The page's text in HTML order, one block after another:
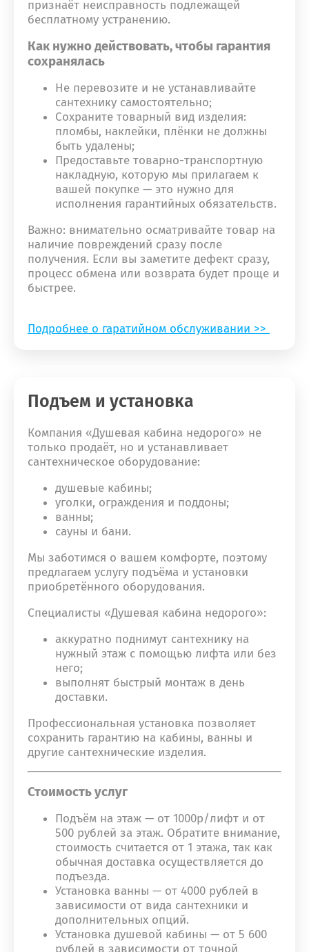
признаёт неисправность подлежащей
бесплатному устранению.
Как нужно действовать, чтобы гарантия
сохранялась
Не перевозите и не устанавливайте
сантехнику самостоятельно;
Сохраните товарный вид изделия:
пломбы, наклейки, плёнки не должны
быть удалены;
Предоставьте товарно-транспортную
накладную, которую мы прилагаем к
вашей покупке — это нужно для
исполнения гарантийных обязательств.
Важно: внимательно осматривайте товар на
наличие повреждений сразу после
получения. Если вы заметите дефект сразу,
процесс обмена или возврата будет проще и
быстрее.
Подробнее о гаратийном обслуживании >>
Подъем и установка
Компания «Душевая кабина недорого» не
только продаёт, но и устанавливает
сантехническое оборудование:
душевые кабины;
уголки, ограждения и поддоны;
ванны;
сауны и бани.
Мы заботимся о вашем комфорте, поэтому
предлагаем услугу подъёма и установки
приобретённого оборудования.
Специалисты «Душевая кабина недорого»:
аккуратно поднимут сантехнику на
нужный этаж с помощью лифта или без
него;
выполнят быстрый монтаж в день
доставки.
Профессиональная установка позволяет
сохранить гарантию на кабины, ванны и
другие сантехнические изделия.
Стоимость услуг
Подъём на этаж — от 1000р/лифт и от
500 рублей за этаж. Обратите внимание,
стоимость считается от 1 этажа, так как
обычная доставка осуществляется до
подъезда.
Установка ванны — от 4000 рублей в
зависимости от вида сантехники и
дополнительных опций.
Установка душевой кабины — от 5 600
рублей в зависимости от точной